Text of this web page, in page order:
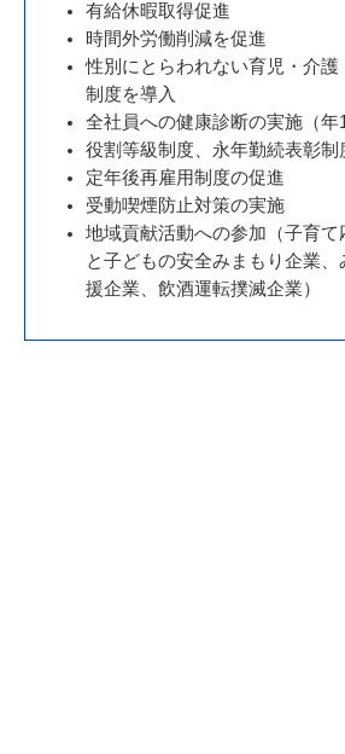
有給休暇取得促進
時間外労働削減を促進
性別にとらわれない育児・介護
制度を導入
全社員への健康診断の実施（年1
役割等級制度、永年勤続表彰制
定年後再雇用制度の促進
受動喫煙防止対策の実施
地域貢献活動への参加（子育て
と子どもの安全みまもり企業
援企業、飲酒運転撲滅企業）